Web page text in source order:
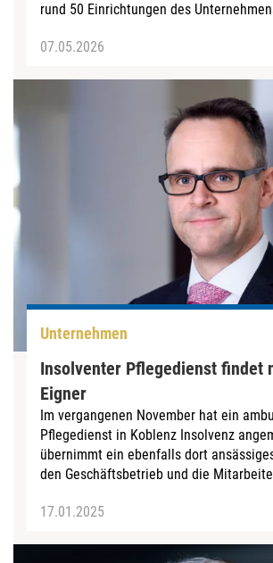
rund 50 Einrichtungen des
07.05.2026
Unternehmen
Insolventer Pflegedienst findet
Eigner
Im vergangenen November hat ein
Pflegedienst in Koblenz Insolvenz
übernimmt ein ebenfalls dort
den Geschäftsbetrieb und die
17.01.2025